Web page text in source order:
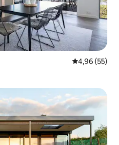
4,96 av 5 i
4,96 (55)